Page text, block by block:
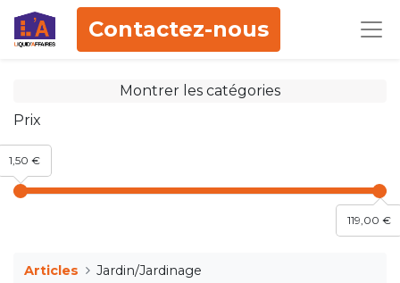
Contactez-nous
Montrer les catégories
Prix
119,00 €
1,50 €
Articles Jardin/Jardinage